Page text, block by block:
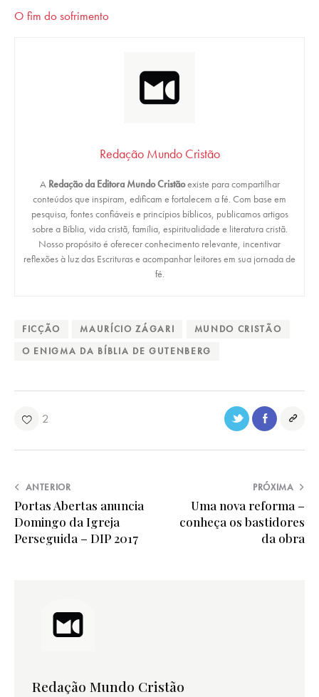
O fim do sofrimento
Redação Mundo Cristão
A Redação da Editora Mundo Cristãoexiste para compartilhar
conteúdos que inspiram, edificam e fortalecem a fé. Com base em
pesquisa, fontes confiáveis e princípios bíblicos, publicamos artigos
sobre a Bíblia, vida cristã, família, espiritualidade e literatura cristã.
Nosso propósito é oferecer conhecimento relevante, incentivar
reflexões à luz das Escrituras e acompanhar leitores em sua jornada de
fé.
FICÇÃO MAURÍCIO ZÁGARI
MUNDO CRISTÃO
O ENIGMA DA BÍBLIA DE GUTENBERG
2
ANTERIOR
Portas Abertas anuncia
Domingo da Igreja
Perseguida – DIP 2017
PRÓXIMA
Uma nova reforma –
conheça os bastidores
da obra
Redação Mundo Cristão